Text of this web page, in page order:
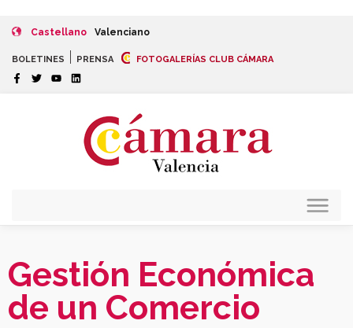
Castellano Valenciano
BOLETINES PRENSA FOTOGALERÍAS CLUB CÁMARA
Gestión Económica
de un Comercio